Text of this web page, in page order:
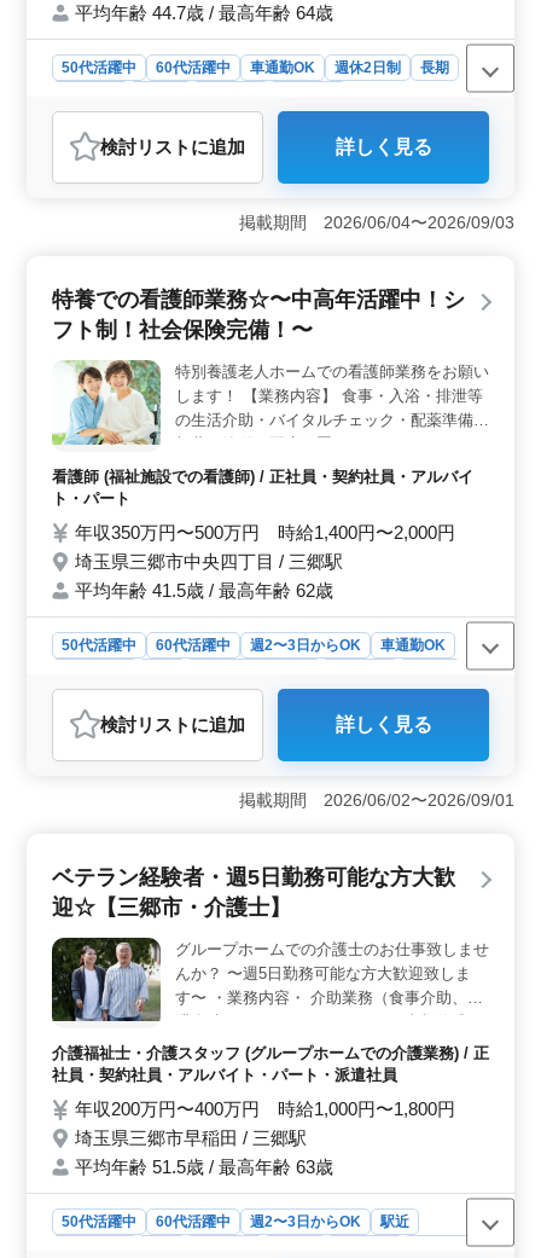
平均年齢 44.7歳 / 最高年齢 64歳
50代活躍中 60代活躍中 車通勤OK 週休2日制
長期
調理師・調理補助・スタッフ
おすすめポイント
＜求人の特徴＞ この求人は三郷市に位置する保育園で
の調理スタッフ募集です。週休2日制で、正社員からアル
バイト・パート、派遣社員まで幅広い雇用形態に対応。
食器洗浄、調理補助などです。ブランクがある方も応募
可能で、勤務時間も相談ができます。 ＜働きやすい
すい環境です。 50代、60代の方も活躍中で、経験を活
かせます。
検討リスト に追加 詳しく見る
掲載期間 2026/06/04〜2026/09/03
特養での看護師業務☆〜中高年活躍中！シ
フト制！社会保険完備！〜
特別養護老人ホームでの看護師業務をお願い
します！ 【業務内容】 食事・入浴・排泄等
の生活介助・バイタルチェック・配薬準備、
等 ◯経験者大歓迎です◯ 【特徴】 ＊シニア
く、経験重視です！ 培った経験を若手に教
えていきませんか？ もちろんご自身のスキ
ルアップも望める環境です！ ＼ご応募お待
ちしております／
看護師 (福祉施設での看護師) / 正社員・契約社員・アルバイ
ト・パート
年収350万円〜500万円 時給1,400円〜2,000円
埼玉県三郷市中央四丁目 / 三郷駅
平均年齢 41.5歳 / 最高年齢 62歳
50代活躍中 60代活躍中 週2〜3日からOK
車通勤OK
アルバイト・パート
おすすめポイント
＜シフト制での働きやすさ＞ 特別養護老人ホームでの
看護師業務をシフト制で提供します。週2〜3日からの勤
務も可能で、仕事とプライベートを両立しやすい環境で
ムな職場＞ 看護師実務経験5年以上の方を歓迎します。
シニア層もアットホームな職場環境で活躍し、経験豊富
た、社会保険が完備され、安心して長く働ける環境で
す。 ＜年間休日115日で充実の休息＞ 年間休日115
日という多彩な休暇日数があり、仕事とプライベートの
バランスを保ちやすい環境が整っています。休日も充実
した時間を過ごし、リフレッシュしてから次の勤務に臨
むことが可能です。
検討リスト に追加 詳しく見る
掲載期間 2026/06/02〜2026/09/01
ベテラン経験者・週5日勤務可能な方大歓
迎☆【三郷市・介護士】
グループホームでの介護士のお仕事致しませ
んか？ 〜週5日勤務可能な方大歓迎致しま
す〜 ・業務内容・ 介助業務（食事介助、排
泄介助など） レクリエーション 書類作成、
書類整理 サービス利用者の家族との相談、
助言 等 ・ポイント・ 週2〜3日から可能◎
皆様のご応募お待ちしております！
介護福祉士・介護スタッフ (グループホームでの介護業務) / 正
社員・契約社員・アルバイト・パート・派遣社員
年収200万円〜400万円 時給1,000円〜1,800円
埼玉県三郷市早稲田 / 三郷駅
平均年齢 51.5歳 / 最高年齢 63歳
50代活躍中 60代活躍中 週2〜3日からOK
駅近
派遣社員